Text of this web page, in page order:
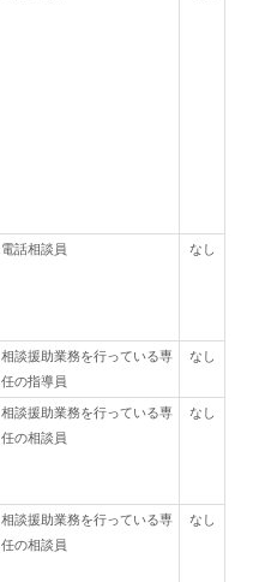
電話相談員 なし
相談援助業務を行っている専
任の指導員
なし
相談援助業務を行っている専
任の相談員
なし
相談援助業務を行っている専
任の相談員
なし